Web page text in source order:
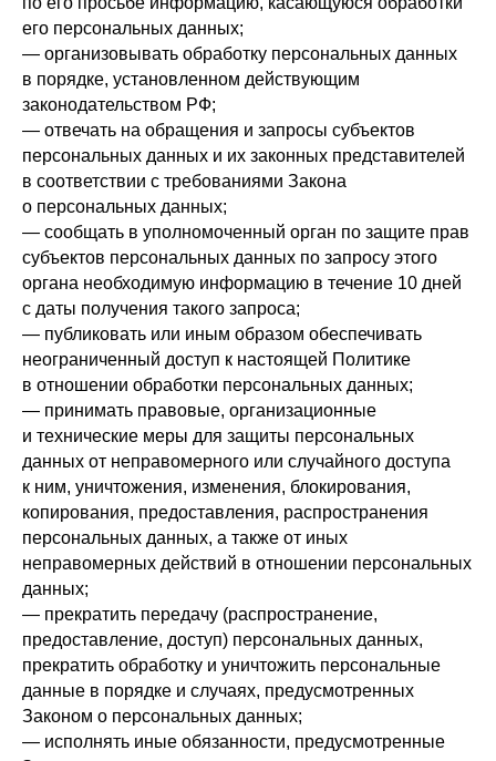
его персональных данных;
— организовывать обработку персональных данных
в порядке, установленном действующим
законодательством РФ;
— отвечать на обращения и запросы субъектов
персональных данных и их законных представителей
в соответствии с требованиями Закона
о персональных данных;
— сообщать в уполномоченный орган по защите прав
субъектов персональных данных по запросу этого
органа необходимую информацию в течение 10 дней
с даты получения такого запроса;
— публиковать или иным образом обеспечивать
неограниченный доступ к настоящей Политике
в отношении обработки персональных данных;
— принимать правовые, организационные
и технические меры для защиты персональных
данных от неправомерного или случайного доступа
к ним, уничтожения, изменения, блокирования,
копирования, предоставления, распространения
персональных данных, а также от иных
неправомерных действий в отношении персональных
данных;
— прекратить передачу (распространение,
предоставление, доступ) персональных данных,
прекратить обработку и уничтожить персональные
данные в порядке и случаях, предусмотренных
Законом о персональных данных;
— исполнять иные обязанности, предусмотренные